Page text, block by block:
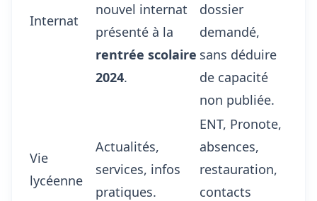
Internat
nouvel internat
présenté à la
rentrée scolaire
2024.
dossier
demandé,
sans déduire
de capacité
non publiée.
Vie
lycéenne
Actualités,
services, infos
pratiques.
ENT, Pronote,
absences,
restauration,
contacts